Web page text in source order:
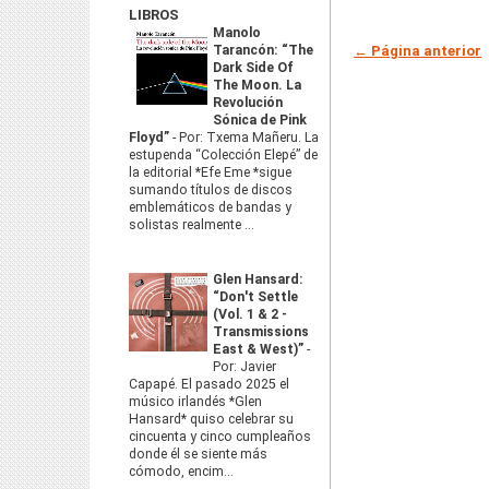
LIBROS
Manolo
Tarancón: “The
Dark Side Of
The Moon. La
Revolución
Sónica de Pink
Floyd” - Por: Txema Mañeru. La
estupenda “Colección Elepé” de
la editorial *Efe Eme *sigue
sumando títulos de discos
emblemáticos de bandas y
solistas realmente ...
Glen Hansard:
“Don't Settle
(Vol. 1 & 2 -
Transmissions
East & West)” -
Por: Javier
Capapé. El pasado 2025 el
músico irlandés *Glen
Hansard* quiso celebrar su
cincuenta y cinco cumpleaños
donde él se siente más
cómodo, encim...
← Página anterior